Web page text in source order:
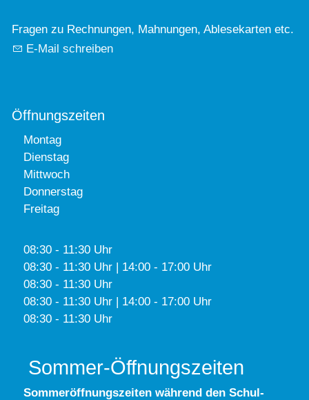
Fragen zu Rechnungen, Mahnungen, Ablesekarten etc.
E-Mail schreiben
Öffnungszeiten
Montag
Dienstag
Mittwoch
Donnerstag
Freitag
08:30 - 11:30 Uhr
08:30 - 11:30 Uhr | 14:00 - 17:00 Uhr
08:30 - 11:30 Uhr
08:30 - 11:30 Uhr | 14:00 - 17:00 Uhr
08:30 - 11:30 Uhr
Sommer-Öffnungszeiten
Sommeröffnungszeiten während den Schul-